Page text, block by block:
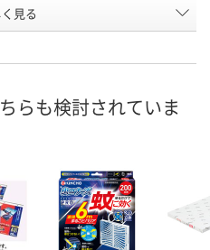
HP11408 HP11405
カゴへ
見る
らも検討されていま